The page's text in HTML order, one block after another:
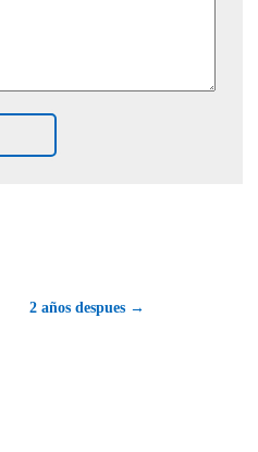
2 años despues →